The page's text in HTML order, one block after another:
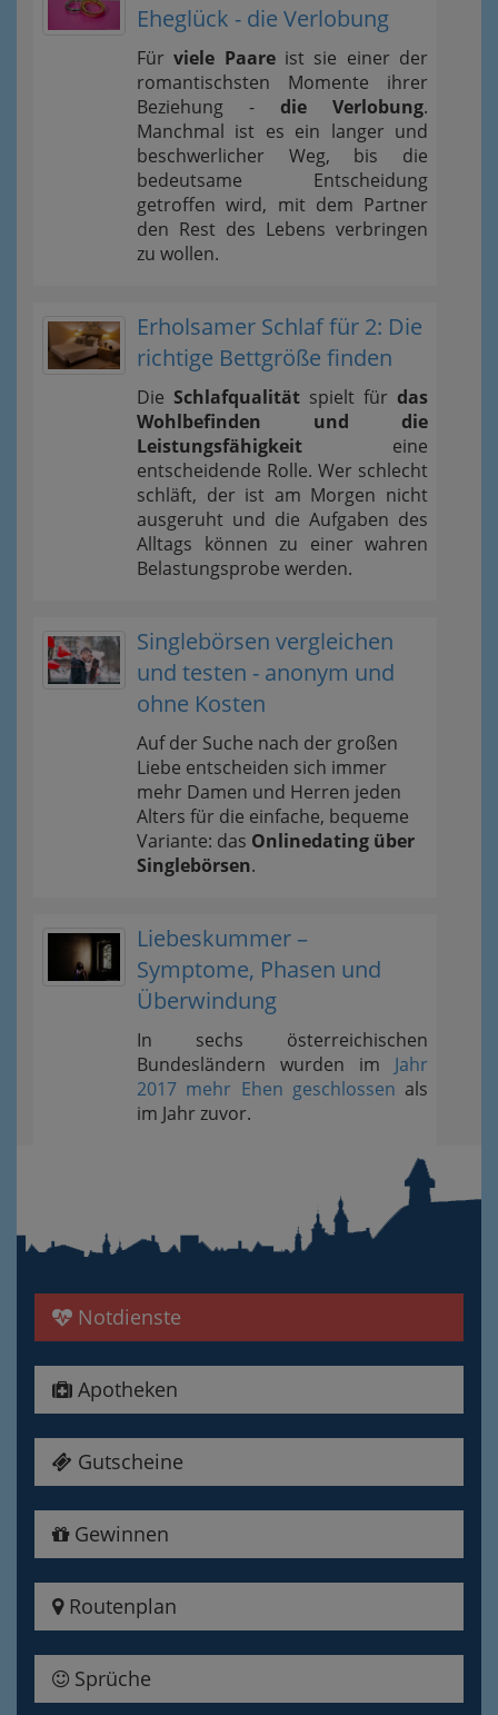
Eheglück - die Verlobung
Fürviele Paareist sie einer der
romantischsten Momente ihrer
Beziehung - die Verlobung.
Manchmal ist es ein langer und
beschwerlicher Weg, bis die
bedeutsame Entscheidung
getroffen wird, mit dem Partner
den Rest des Lebens verbringen
zu wollen.
Erholsamer Schlaf für 2: Die
richtige Bettgröße finden
Die Schlafqualität spielt für das
Wohlbefinden und die
Leistungsfähigkeit eine
entscheidende Rolle. Wer schlecht
schläft, der ist am Morgen nicht
ausgeruht und die Aufgaben des
Alltags können zu einer wahren
Belastungsprobe werden.
Singlebörsen vergleichen
und testen - anonym und
ohne Kosten
Auf der Suche nach der großen
Liebe entscheiden sich immer
mehr Damen und Herren jeden
Alters für die einfache, bequeme
Variante: das Onlinedating über
Singlebörsen.
Liebeskummer –
Symptome, Phasen und
Überwindung
In sechs österreichischen
Bundesländern wurden im Jahr
2017 mehr Ehen geschlossen als
im Jahr zuvor.
Notdienste
Apotheken
Gutscheine
Gewinnen
Routenplan
Sprüche